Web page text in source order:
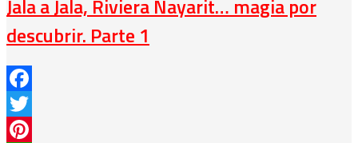
Jala a Jala, Riviera Nayarit… magia por
descubrir. Parte 1
Facebook
Twitter